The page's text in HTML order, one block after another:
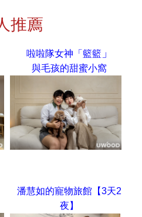
推薦
啦啦隊女神「籃籃 」
與毛孩的甜蜜小窩
潘慧如的寵物旅館【3天2
夜】